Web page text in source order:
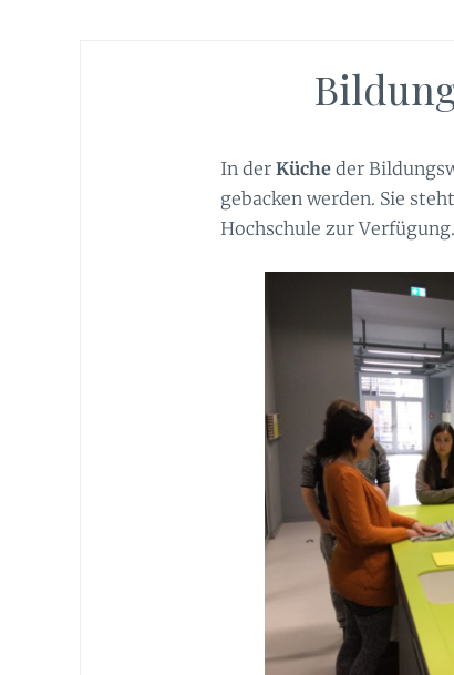
In der Kücheder
gebacken werden. Sie
Hochschule zur Verfügung.